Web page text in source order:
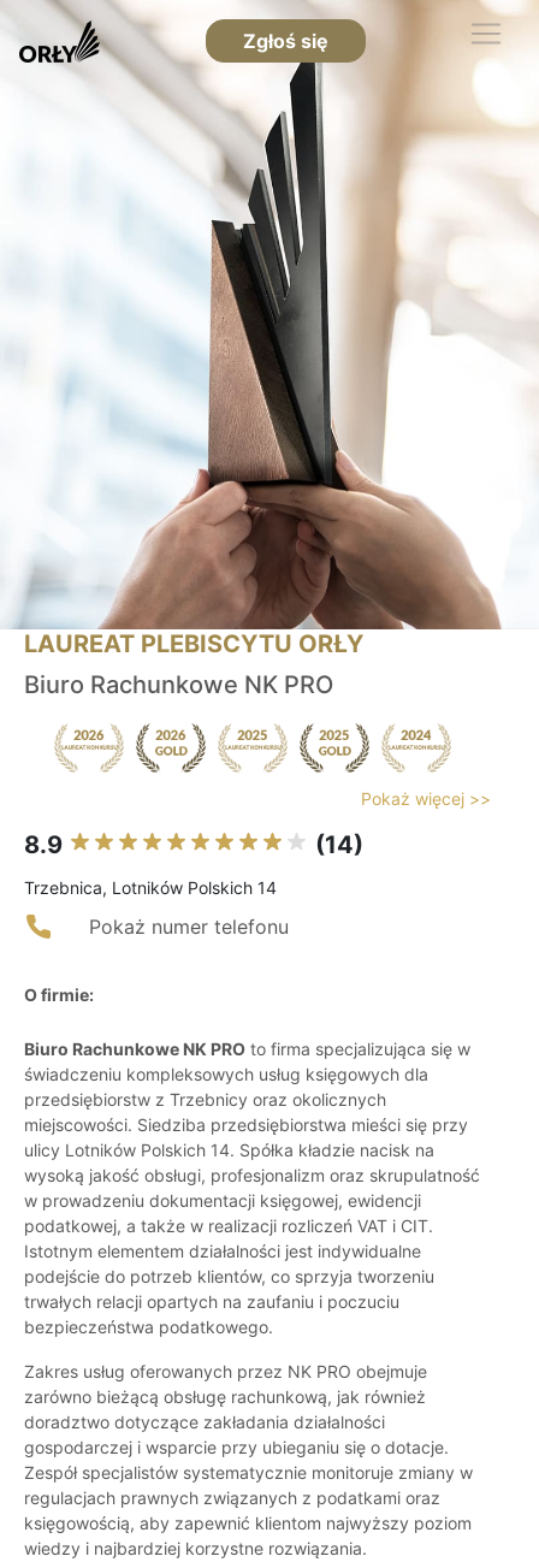
Zgłoś się
LAUREAT PLEBISCYTU ORŁY
Biuro Rachunkowe NK PRO
Pokaż więcej >>
8.9 (14)
Trzebnica, Lotników Polskich 14
Pokaż numer telefonu
O firmie:
Biuro Rachunkowe NK PRO to firma specjalizująca się w
świadczeniu kompleksowych usług księgowych dla
przedsiębiorstw z Trzebnicy oraz okolicznych
miejscowości. Siedziba przedsiębiorstwa mieści się przy
ulicy Lotników Polskich 14. Spółka kładzie nacisk na
wysoką jakość obsługi, profesjonalizm oraz skrupulatność
w prowadzeniu dokumentacji księgowej, ewidencji
podatkowej, a także w realizacji rozliczeń VAT i CIT.
Istotnym elementem działalności jest indywidualne
podejście do potrzeb klientów, co sprzyja tworzeniu
trwałych relacji opartych na zaufaniu i poczuciu
bezpieczeństwa podatkowego.
Zakres usług oferowanych przez NK PRO obejmuje
zarówno bieżącą obsługę rachunkową, jak również
doradztwo dotyczące zakładania działalności
gospodarczej i wsparcie przy ubieganiu się o dotacje.
Zespół specjalistów systematycznie monitoruje zmiany w
regulacjach prawnych związanych z podatkami oraz
księgowością, aby zapewnić klientom najwyższy poziom
wiedzy i najbardziej korzystne rozwiązania.